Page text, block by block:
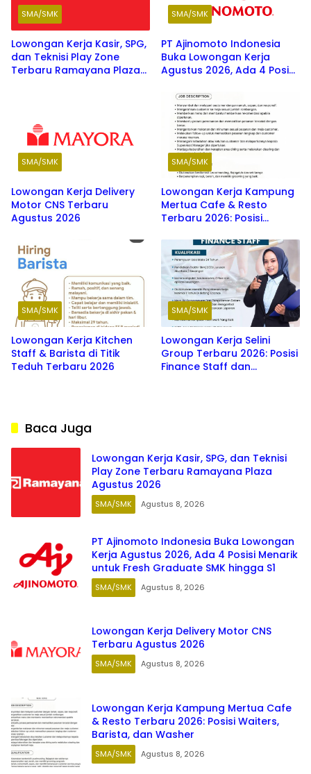
SMA/SMK
Lowongan Kerja Kasir, SPG,
dan Teknisi Play Zone
Terbaru Ramayana Plaza
SMA/SMK
PT Ajinomoto Indonesia
Buka Lowongan Kerja
Agustus 2026, Ada 4 Posisi
Graduate SMK hingga S1
SMA/SMK
Lowongan Kerja Delivery
Motor CNS Terbaru
Agustus 2026
SMA/SMK
Lowongan Kerja Kampung
Mertua Cafe & Resto
Terbaru 2026: Posisi
Washer
SMA/SMK
Lowongan Kerja Kitchen
Staff & Barista di Titik
Teduh Terbaru 2026
SMA/SMK
Lowongan Kerja Selini
Group Terbaru 2026: Posisi
Finance Staff dan
Baca Juga
Lowongan Kerja Kasir, SPG, dan Teknisi
Play Zone Terbaru Ramayana Plaza
Agustus 2026
SMA/SMK Agustus 8, 2026
PT Ajinomoto Indonesia Buka Lowongan
Kerja Agustus 2026, Ada 4 Posisi Menarik
untuk Fresh Graduate SMK hingga S1
SMA/SMK Agustus 8, 2026
Lowongan Kerja Delivery Motor CNS
Terbaru Agustus 2026
SMA/SMK Agustus 8, 2026
Lowongan Kerja Kampung Mertua Cafe
& Resto Terbaru 2026: Posisi Waiters,
Barista, dan Washer
SMA/SMK Agustus 8, 2026